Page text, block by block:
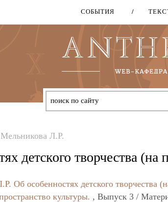
СОБЫТИЯ
Мельникова Л.Р.
детского творчества (на
Об особенностях детского творчества
культуры. , Выпуск 3 /